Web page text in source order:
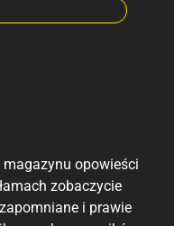
opowieści
zobaczycie
i prawie